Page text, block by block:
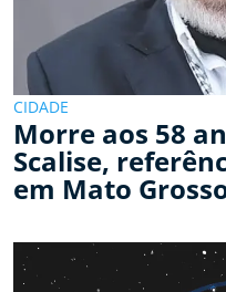
CIDADE
Morre aos 58
Scalise,
em Mato